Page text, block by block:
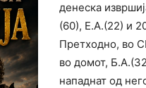
денеска
(60), Е.А.(22) и
Претходно, во
во домот,
нападнат од